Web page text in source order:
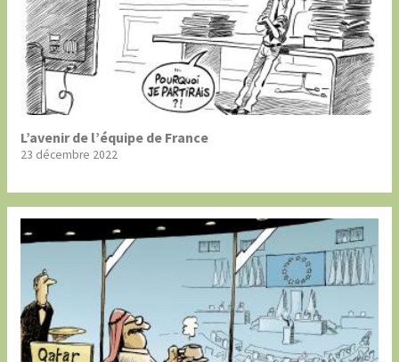
L’avenir de l’équipe de France
23 décembre 2022